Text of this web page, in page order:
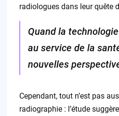
radiologues dans leur quête
Quand la
au service de la
nouvelles
Cependant, tout n’est pas
radiographie : l’étude